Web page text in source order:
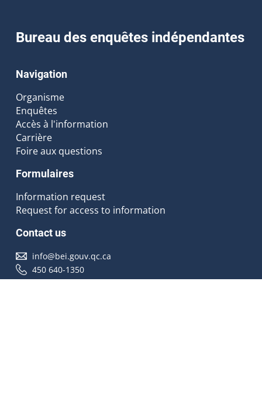
Bureau des enquêtes indépendantes
Navigation
Organisme
Enquêtes
Accès à l'information
Carrière
Foire aux questions
Formulaires
Information request
Request for access to information
Contact us
info@bei.gouv.qc.ca
450 640-1350